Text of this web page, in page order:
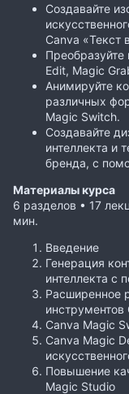
Создавайте
Canva «Текст
Edit, Magic
Анимируйте
различных
Magic Switch.
Создавайте
интеллекта и
бренда, с
Материалы курса
6 разделов • 17
мин.
Введение
Генерация
интеллекта с
Расширенное
инструментов
Canva Magic
Canva Magic
Повышение
Magic Studio